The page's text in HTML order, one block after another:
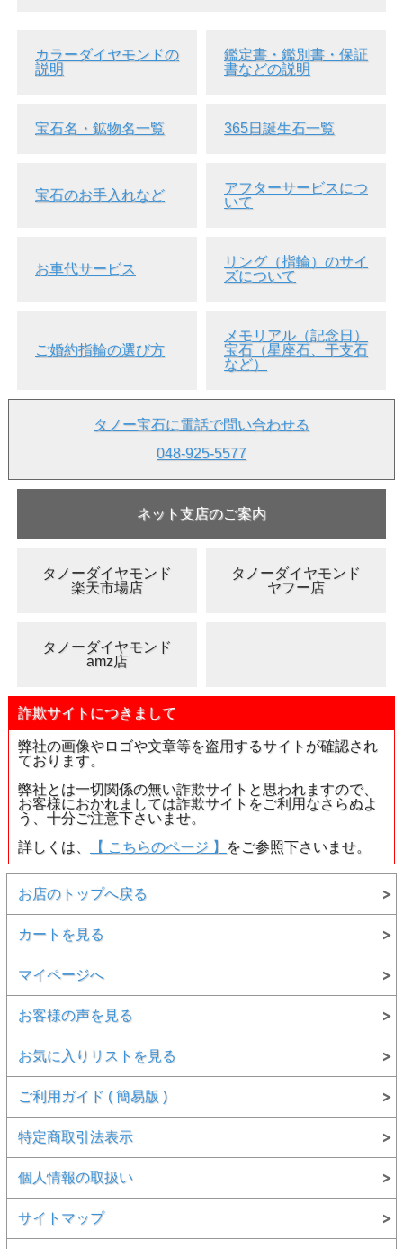
カラーダイヤモンドの
説明
鑑定書・鑑別書・保証
書などの説明
宝石名・鉱物名一覧 365日誕生石一覧
宝石のお手入れなど
アフターサービスにつ
いて
お車代サービス
リング（指輪）のサイ
ズについて
ご婚約指輪の選び方
メモリアル（記念日）
宝石（星座石、干支石
など）
タノー宝石に電話で問い合わせる
048-925-5577
ネット支店のご案内
タノーダイヤモンド
楽天市場店
タノーダイヤモンド
ヤフー店
タノーダイヤモンド
amz店
詐欺サイトにつきまして
弊社の画像やロゴや文章等を盗用するサイトが確認され
ております。
弊社とは一切関係の無い詐欺サイトと思われますので、
お客様におかれましては詐欺サイトをご利用なさらぬよ
う、十分ご注意下さいませ。
詳しくは、
【 こちらのページ 】 をご参照下さいませ。
お店のトップへ戻る
カートを見る
マイページへ
お客様の声を見る
お気に入りリストを見る
ご利用ガイド ( 簡易版 )
特定商取引法表示
個人情報の取扱い
サイトマップ